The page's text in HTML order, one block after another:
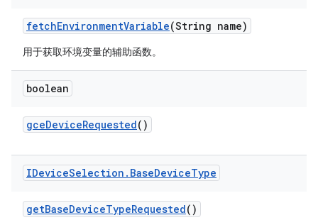
fetchEnvironmentVariable(String name)
用于获取环境变量的辅助函数。
boolean
gceDeviceRequested()
IDeviceSelection . BaseDeviceType
getBaseDeviceTypeRequested()